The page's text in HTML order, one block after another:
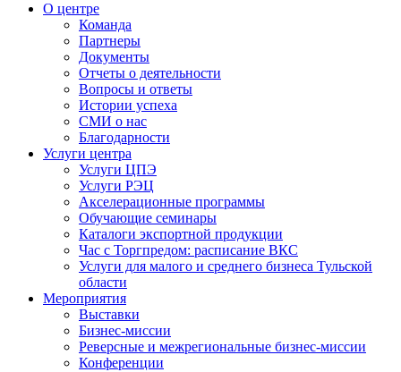
О центре
Команда
Партнеры
Документы
Отчеты о деятельности
Вопросы и ответы
Истории успеха
СМИ о нас
Благодарности
Услуги центра
Услуги ЦПЭ
Услуги РЭЦ
Акселерационные программы
Обучающие семинары
Каталоги экспортной продукции
Час с Торгпредом: расписание ВКС
Услуги для малого и среднего бизнеса Тульской
области
Мероприятия
Выставки
Бизнес-миссии
Реверсные и межрегиональные бизнес-миссии
Конференции